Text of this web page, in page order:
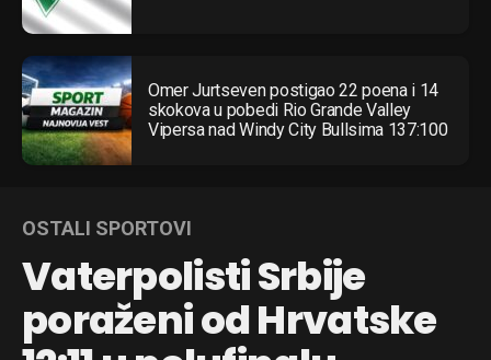
Omer Jurtseven postigao 22 poena i 14
skokova u pobedi Rio Grande Valley
Vipersa nad Windy City Bullsima 137:100
OSTALI SPORTOVI
Vaterpolisti Srbije
poraženi od Hrvatske